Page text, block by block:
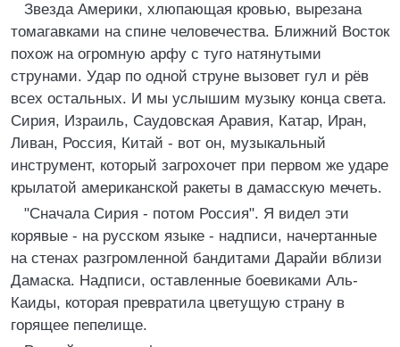
Звезда Америки, хлюпающая кровью, вырезана
томагавками на спине человечества. Ближний Восток
похож на огромную арфу с туго натянутыми
струнами. Удар по одной струне вызовет гул и рёв
всех остальных. И мы услышим музыку конца света.
Сирия, Израиль, Саудовская Аравия, Катар, Иран,
Ливан, Россия, Китай - вот он, музыкальный
инструмент, который загрохочет при первом же ударе
крылатой американской ракеты в дамасскую мечеть.
"Сначала Сирия - потом Россия". Я видел эти
корявые - на русском языке - надписи, начертанные
на стенах разгромленной бандитами Дарайи вблизи
Дамаска. Надписи, оставленные боевиками Аль-
Каиды, которая превратила цветущую страну в
горящее пепелище.